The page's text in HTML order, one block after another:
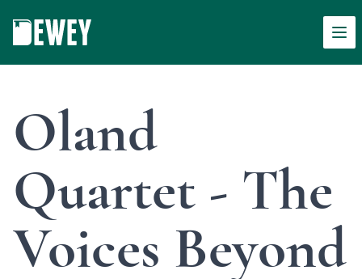
Oland
Quartet - The
Voices Beyond